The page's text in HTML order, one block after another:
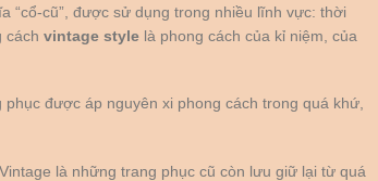
“cổ-cũ”, được sử dụng trong nhiều lĩnh vực: thời
cách vintage stylelà phong cách của kỉ niệm, của
được áp nguyên xi phong cách trong quá khứ,
là những trang phục cũ còn lưu giữ lại từ quá